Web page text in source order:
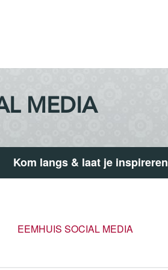
MEDIA
Kom langs & laat je inspireren
EEMHUIS SOCIAL MEDIA